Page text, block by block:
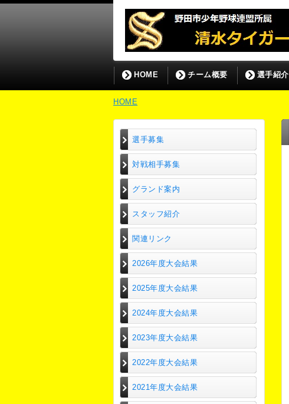
HOME チーム概要 選手紹介
HOME
選手募集
対戦相手募集
グランド案内
スタッフ紹介
関連リンク
2026年度大会結果
2025年度大会結果
2024年度大会結果
2023年度大会結果
2022年度大会結果
2021年度大会結果